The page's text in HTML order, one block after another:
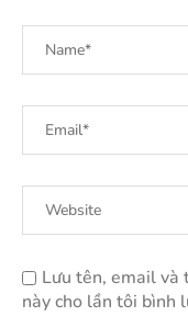
Lưu tên, email
này cho lần tôi bình